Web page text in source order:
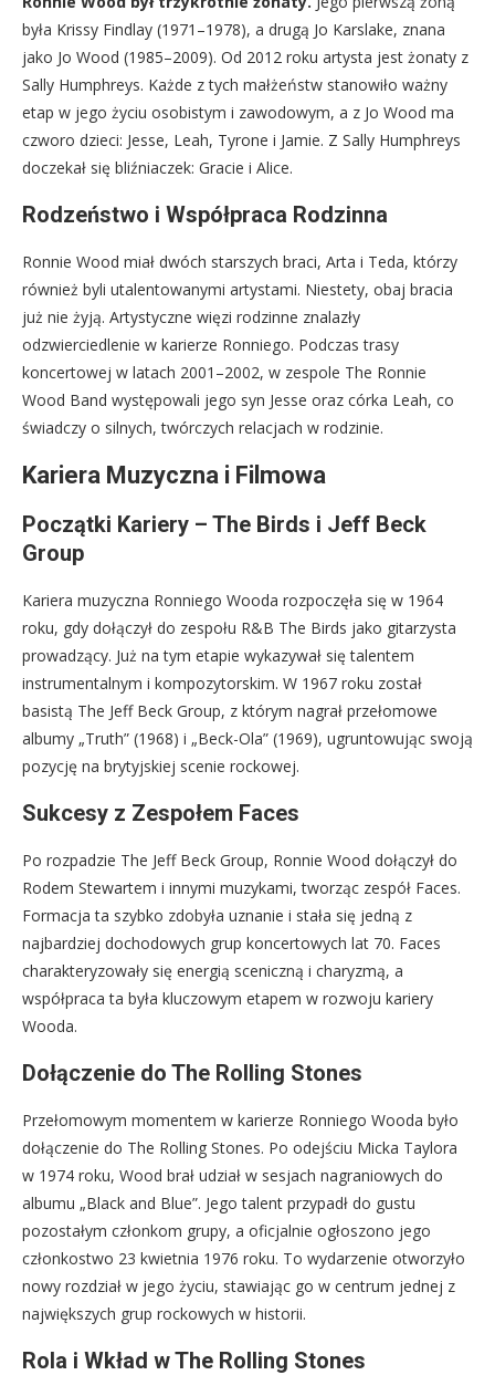
była Krissy Findlay (1971–1978), a drugą Jo Karslake, znana
jako Jo Wood (1985–2009). Od 2012 roku artysta jest żonaty z
Sally Humphreys. Każde z tych małżeństw stanowiło ważny
etap w jego życiu osobistym i zawodowym, a z Jo Wood ma
czworo dzieci: Jesse, Leah, Tyrone i Jamie. Z Sally Humphreys
doczekał się bliźniaczek: Gracie i Alice.
Rodzeństwo i Współpraca Rodzinna
Ronnie Wood miał dwóch starszych braci, Arta i Teda, którzy
również byli utalentowanymi artystami. Niestety, obaj bracia
już nie żyją. Artystyczne więzi rodzinne znalazły
odzwierciedlenie w karierze Ronniego. Podczas trasy
koncertowej w latach 2001–2002, w zespole The Ronnie
Wood Band występowali jego syn Jesse oraz córka Leah, co
świadczy o silnych, twórczych relacjach w rodzinie.
Kariera Muzyczna i Filmowa
Początki Kariery – The Birds i Jeff Beck
Group
Kariera muzyczna Ronniego Wooda rozpoczęła się w 1964
roku, gdy dołączył do zespołu R&B The Birds jako gitarzysta
prowadzący. Już na tym etapie wykazywał się talentem
instrumentalnym i kompozytorskim. W 1967 roku został
basistą The Jeff Beck Group, z którym nagrał przełomowe
albumy „Truth” (1968) i „Beck-Ola” (1969), ugruntowując swoją
pozycję na brytyjskiej scenie rockowej.
Sukcesy z Zespołem Faces
Po rozpadzie The Jeff Beck Group, Ronnie Wood dołączył do
Rodem Stewartem i innymi muzykami, tworząc zespół Faces.
Formacja ta szybko zdobyła uznanie i stała się jedną z
najbardziej dochodowych grup koncertowych lat 70. Faces
charakteryzowały się energią sceniczną i charyzmą, a
współpraca ta była kluczowym etapem w rozwoju kariery
Wooda.
Dołączenie do The Rolling Stones
Przełomowym momentem w karierze Ronniego Wooda było
dołączenie do The Rolling Stones. Po odejściu Micka Taylora
w 1974 roku, Wood brał udział w sesjach nagraniowych do
albumu „Black and Blue”. Jego talent przypadł do gustu
pozostałym członkom grupy, a oficjalnie ogłoszono jego
członkostwo 23 kwietnia 1976 roku. To wydarzenie otworzyło
nowy rozdział w jego życiu, stawiając go w centrum jednej z
największych grup rockowych w historii.
Rola i Wkład w The Rolling Stones